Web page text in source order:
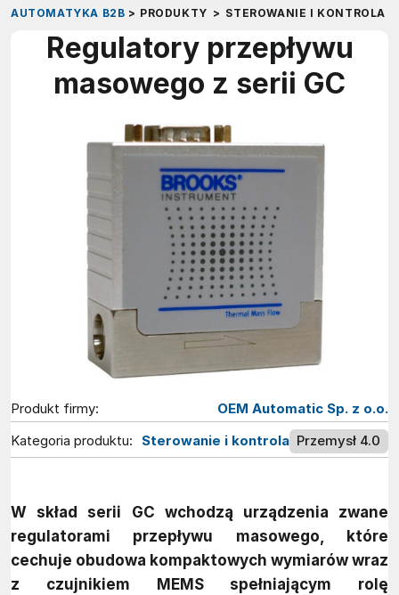
AUTOMATYKA B2B > PRODUKTY > STEROWANIE I KONTROLA
Regulatory przepływu
masowego z serii GC
Produkt firmy:
OEM Automatic Sp. z o.o.
Kategoria produktu:
Sterowanie i kontrola Przemysł 4.0
W skład serii GC wchodzą urządzenia zwane
regulatorami przepływu masowego, które
cechuje obudowa kompaktowych wymiarów wraz
z czujnikiem MEMS spełniającym rolę